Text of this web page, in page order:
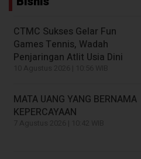
CTMC Sukses Gelar Fun
Games Tennis, Wadah
Penjaringan Atlit Usia Dini
MATA UANG YANG BERNAMA
KEPERCAYAAN